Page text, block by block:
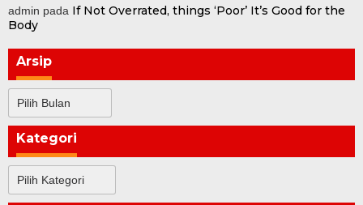
admin pada If Not Overrated, things ‘Poor’ It’s Good for the
Body
Arsip
Kategori